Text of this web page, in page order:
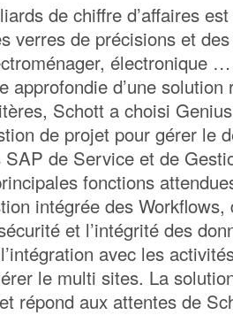
de chiffre d’affaires
verres de précisions et
électronique …
approfondie d’une solution
Schott a choisi
de projet pour gérer le
de Service et de
fonctions
intégrée des
et l’intégrité des
avec les
le multi sites. La
répond aux attentes de